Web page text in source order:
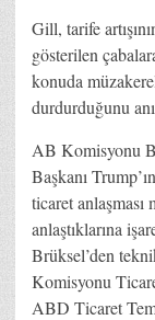
Gill, tarife
gösterilen
konuda
durdurduğunu
AB Komisyonu
Başkanı
ticaret anlaşması
anlaştıklarına
Brüksel’den
Komisyonu
ABD Ticaret